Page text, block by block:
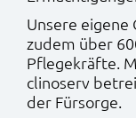
Unsere
zudem über
Pflegekräfte.
clinoserv
der Fürsorge.